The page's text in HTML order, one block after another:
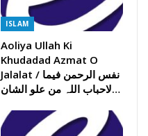
ISLAM
Aoliya Ullah Ki
Khudadad Azmat O
Jalalat / نفس الرحمن فیما
لاحباب اللہ من علو الشان…